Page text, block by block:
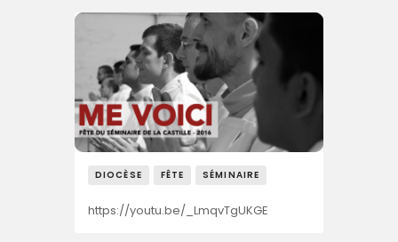
DIOCÈSE FÊTE SÉMINAIRE
https://youtu.be/_LmqvTgUKGE